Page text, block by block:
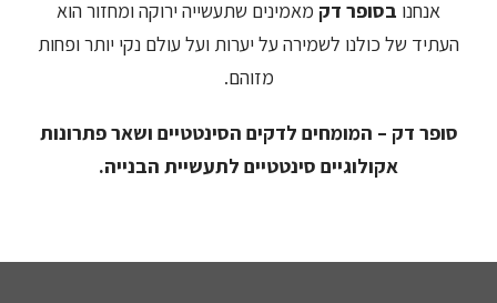
אנחנו בסופר דק מאמינים שתעשייה ירוקה ומחזור הוא
העתיד של כולנו לשמירה על יערות ועל עולם נקי יותר ופחות
מזוהם.
סופר דק – המומחים לדקים הסינטטיים ושאר פתרונות
אקולוגיים סינטטיים לתעשיית הבנייה.